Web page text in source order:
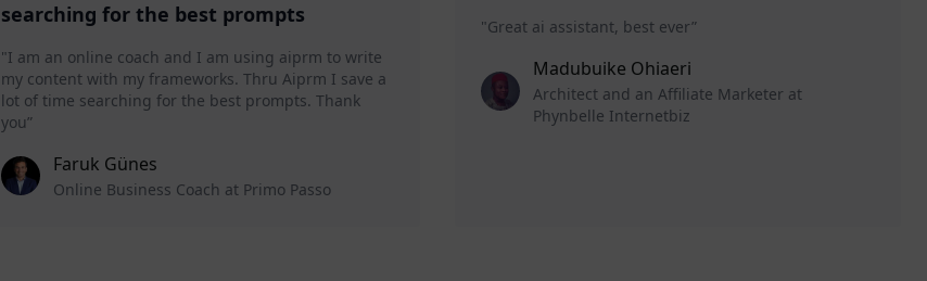
searching for the best prompts
"I am an online coach and I am using aiprm to write
my content with my frameworks. Thru Aiprm I save a
lot of time searching for the best prompts. Thank
you”
Faruk Günes
Online Business Coach at Primo Passo
"Great ai assistant, best ever”
Madubuike Ohiaeri
Architect and an Affiliate Marketer at
Phynbelle Internetbiz